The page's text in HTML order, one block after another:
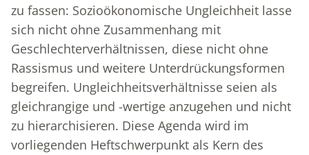
zu fassen: Sozioökonomische Ungleichheit lasse
sich nicht ohne Zusammenhang mit
Geschlechterverhältnissen, diese nicht ohne
Rassismus und weitere Unterdrückungsformen
begreifen. Ungleichheitsverhältnisse seien als
gleichrangige und -wertige anzugehen und nicht
zu hierarchisieren. Diese Agenda wird im
vorliegenden Heftschwerpunkt als Kern des